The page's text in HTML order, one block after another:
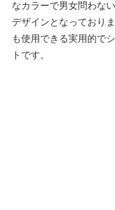
なカラーで男女問わな
デザインとなっており
も使用できる実用的で
トです。